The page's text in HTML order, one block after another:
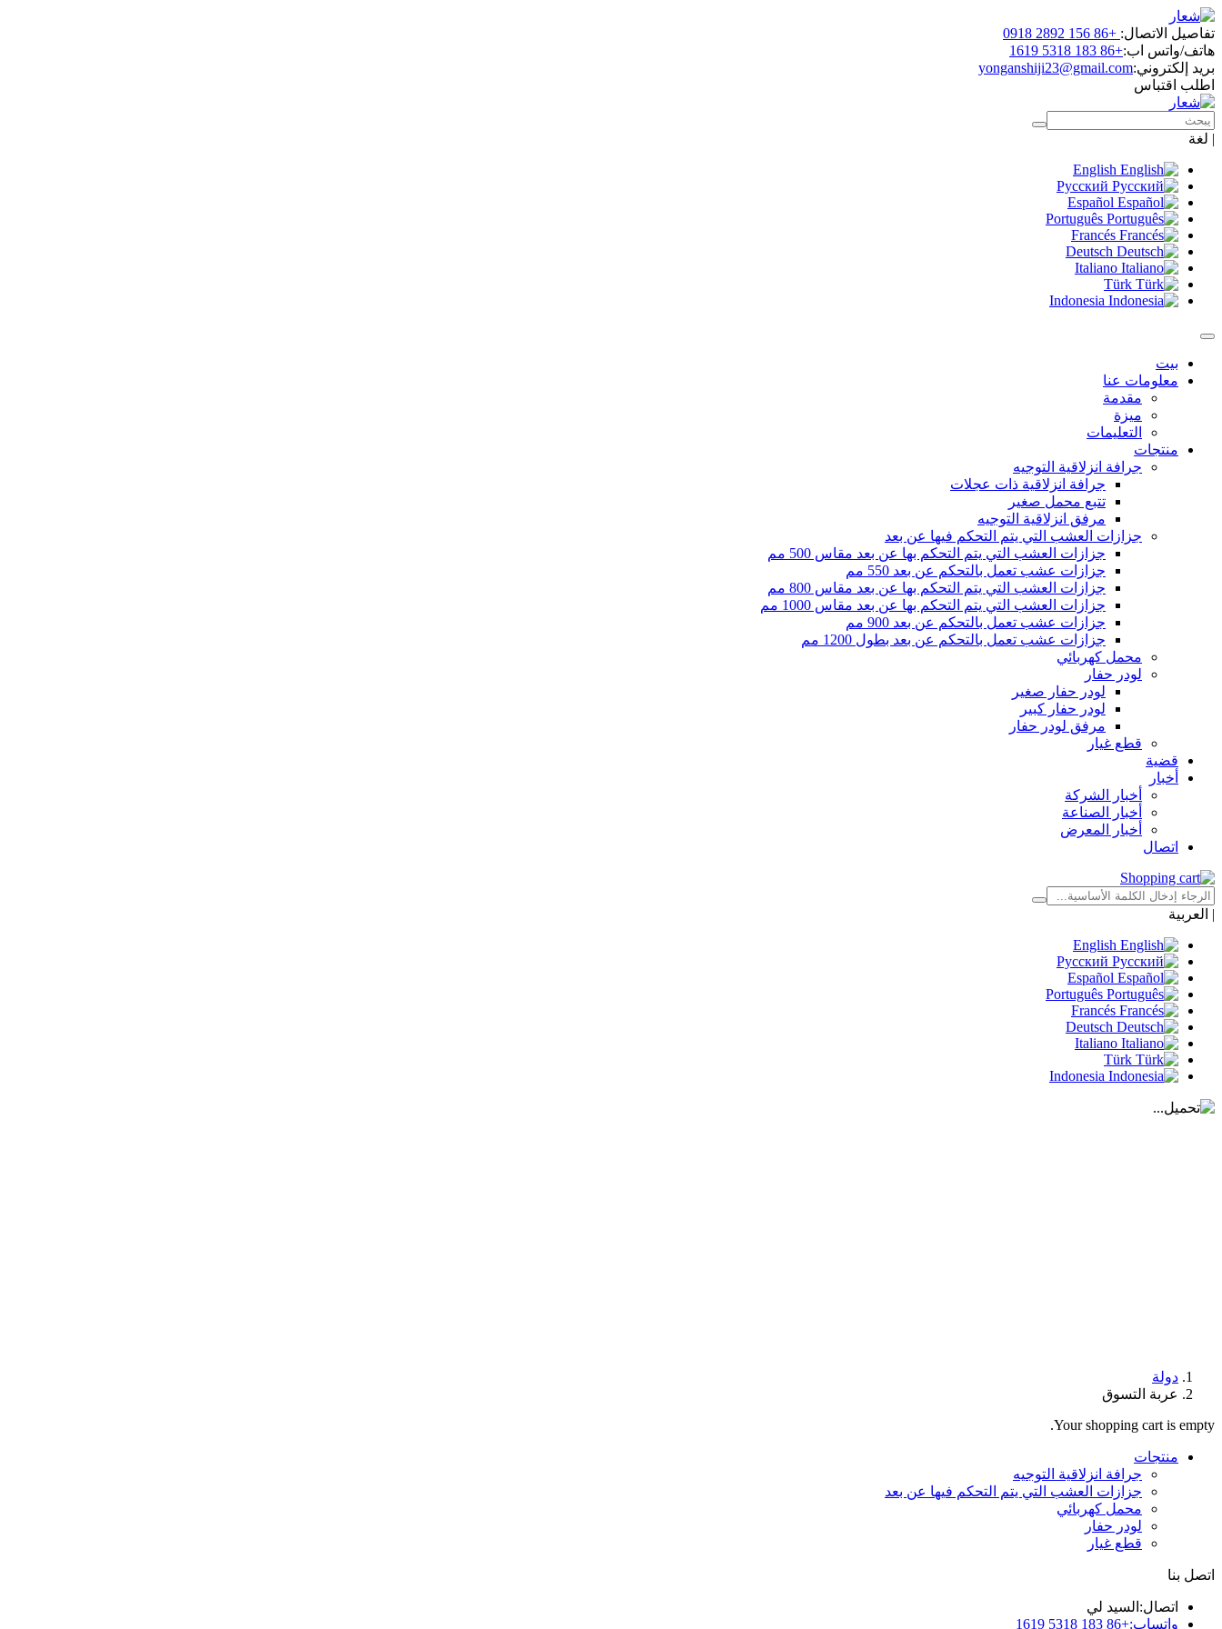
تفاصيل الاتصال: +86 156 2892 0918
هاتف/واتس اب:+86 183 5318 1619
بريد إلكتروني:yonganshiji23@gmail.com
اطلب اقتباس
| لغة
بيت
معلومات عنا
مقدمة
ميزة
التعليمات
منتجات
جرافة انزلاقية التوجيه
جرافة انزلاقية ذات عجلات
تتبع محمل صغير
مرفق انزلاقية التوجيه
جزازات العشب التي يتم التحكم فيها عن بعد
جزازات العشب التي يتم التحكم بها عن بعد مقاس 500 مم
جزازات عشب تعمل بالتحكم عن بعد 550 مم
جزازات العشب التي يتم التحكم بها عن بعد مقاس 800 مم
جزازات العشب التي يتم التحكم بها عن بعد مقاس 1000 مم
جزازات عشب تعمل بالتحكم عن بعد 900 مم
جزازات عشب تعمل بالتحكم عن بعد بطول 1200 مم
محمل كهربائي
لودر حفار
لودر حفار صغير
لودر حفار كبير
مرفق لودر حفار
قطع غيار
قضية
أخبار
أخبار الشركة
أخبار الصناعة
أخبار المعرض
اتصال
| العربية
دولة
عربة التسوق
Your shopping cart is empty.
منتجات
جرافة انزلاقية التوجيه
جزازات العشب التي يتم التحكم فيها عن بعد
محمل كهربائي
لودر حفار
قطع غيار
اتصل بنا
اتصال: السيد لي
واتساب:+86 183 5318 1619